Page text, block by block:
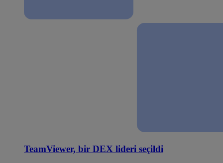
TeamViewer, bir DEX lideri seçildi